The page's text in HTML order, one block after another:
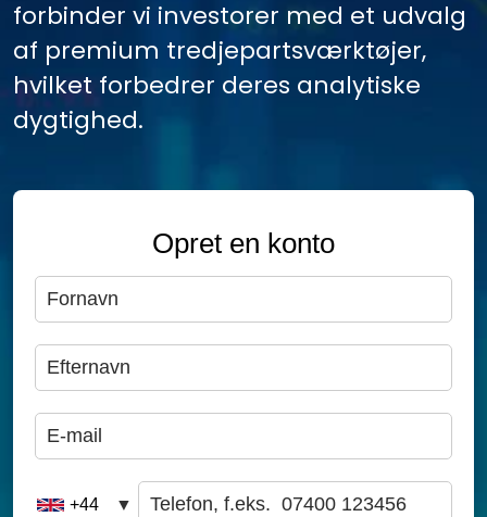
forbinder vi investorer med et udvalg
af premium tredjepartsværktøjer,
hvilket forbedrer deres analytiske
dygtighed.